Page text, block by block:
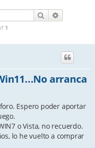
Search
1
arranca
Espero poder aportar
o Vista, no recuerdo.
lo he vuelto a comprar